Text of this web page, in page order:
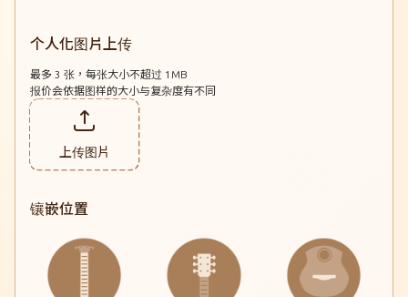
A07c-25th-Adi Wave
N07 Wave
N17 Wave
OM05 Light
L05 Light
个人化图片上传
最多 3 张，每张大小不超过 1MB
报价会依据图样的大小与复杂度有不同
上传图片
镶嵌位置